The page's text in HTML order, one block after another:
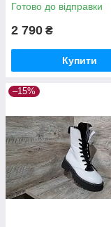
Готово до відправки
2 790 ₴
Купити
–15%